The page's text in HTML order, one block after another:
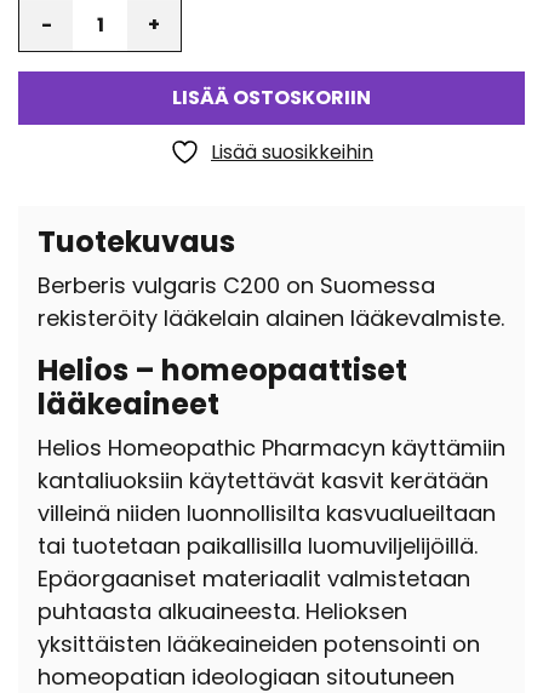
LISÄÄ OSTOSKORIIN
Lisää suosikkeihin
Tuotekuvaus
Berberis vulgaris C200 on Suomessa
rekisteröity lääkelain alainen lääkevalmiste.
Helios – homeopaattiset
lääkeaineet
Helios Homeopathic Pharmacyn käyttämiin
kantaliuoksiin käytettävät kasvit kerätään
villeinä niiden luonnollisilta kasvualueiltaan
tai tuotetaan paikallisilla luomuviljelijöillä.
Epäorgaaniset materiaalit valmistetaan
puhtaasta alkuaineesta. Helioksen
yksittäisten lääkeaineiden potensointi on
homeopatian ideologiaan sitoutuneen